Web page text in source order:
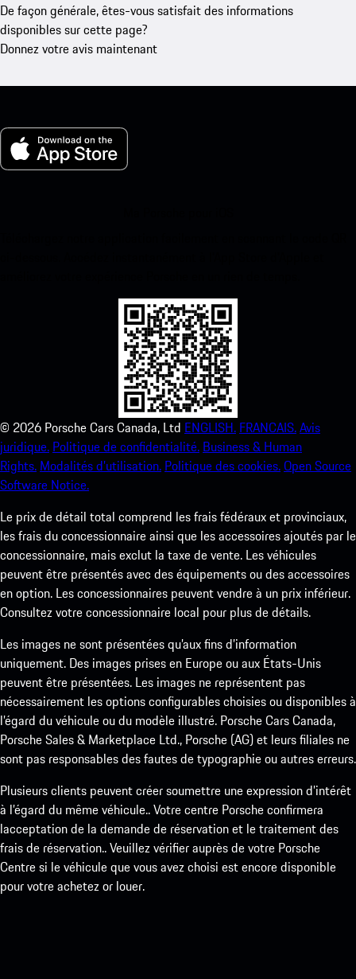
De façon générale, êtes-vous satisfait des informations
disponibles sur cette page?
Donnez votre avis maintenant
© 2026 Porsche Cars Canada, Ltd ENGLISH. FRANCAIS.Avis
juridique. Politique de confidentialité. Business & Human
Rights. Modalités d’utilisation. Politique des cookies.Open Source
Software Notice.
Le prix de détail total comprend les frais fédéraux et provinciaux,
les frais du concessionnaire ainsi que les accessoires ajoutés par le
concessionnaire, mais exclut la taxe de vente. Les véhicules
peuvent être présentés avec des équipements ou des accessoires
en option. Les concessionnaires peuvent vendre à un prix inférieur.
Consultez votre concessionnaire local pour plus de détails.
Les images ne sont présentées qu’aux fins d’information
uniquement. Des images prises en Europe ou aux États-Unis
peuvent être présentées. Les images ne représentent pas
nécessairement les options configurables choisies ou disponibles à
l’égard du véhicule ou du modèle illustré. Porsche Cars Canada,
Porsche Sales & Marketplace Ltd., Porsche (AG) et leurs filiales ne
sont pas responsables des fautes de typographie ou autres erreurs.
Plusieurs clients peuvent créer soumettre une expression d’intérêt
à l’égard du même véhicule.. Votre centre Porsche confirmera
lacceptation de la demande de réservation et le traitement des
frais de réservation.. Veuillez vérifier auprès de votre Porsche
Centre si le véhicule que vous avez choisi est encore disponible
pour votre achetez or louer.